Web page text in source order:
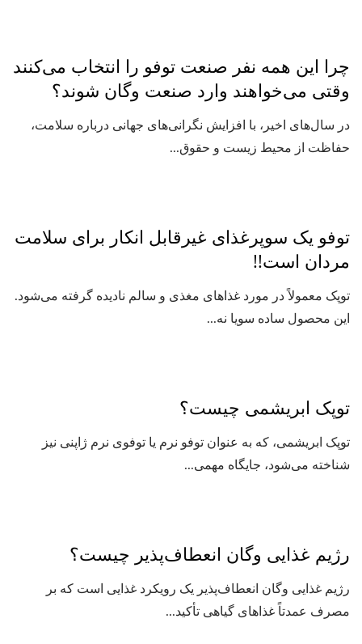
چرا این همه نفر صنعت توفو را انتخاب می‌کنند
وقتی می‌خواهند وارد صنعت وگان شوند؟
در سال‌های اخیر، با افزایش نگرانی‌های جهانی درباره سلامت،
حفاظت از محیط زیست و حقوق...
توفو یک سوپرغذای غیرقابل انکار برای سلامت
مردان است!!
توپک معمولاً در مورد غذاهای مغذی و سالم نادیده گرفته می‌شود.
این محصول ساده سویا نه...
توپک ابریشمی چیست؟
توپک ابریشمی، که به عنوان توفو نرم یا توفوی نرم ژاپنی نیز
شناخته می‌شود، جایگاه مهمی...
رژیم غذایی وگان انعطاف‌پذیر چیست؟
رژیم غذایی وگان انعطاف‌پذیر یک رویکرد غذایی است که بر
مصرف عمدتاً غذاهای گیاهی تأکید...